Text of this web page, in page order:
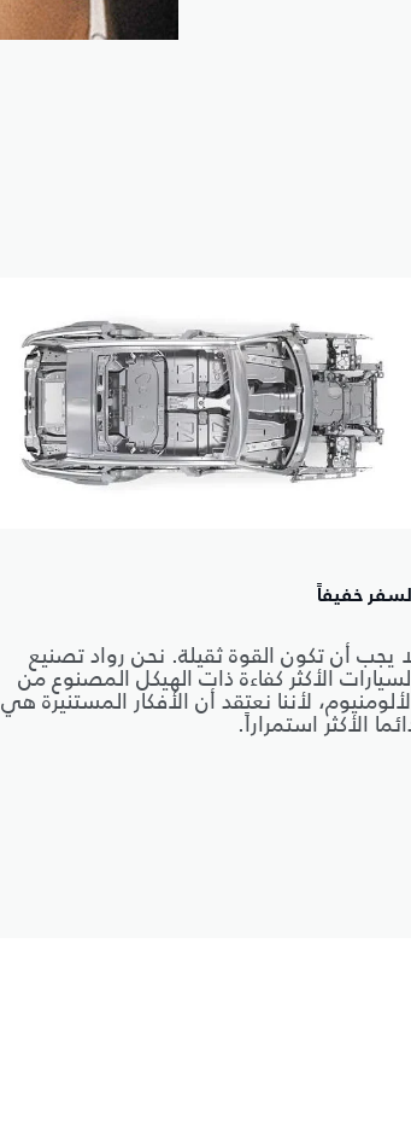
السفر خفيفاً
يجب أن تكون القوة ثقيلة. نحن رواد تصنيع
الأكثر كفاءة ذات الهيكل المصنوع من
لأننا نعتقد أن الأفكار المستنيرة هي
الأكثر استمراراً.